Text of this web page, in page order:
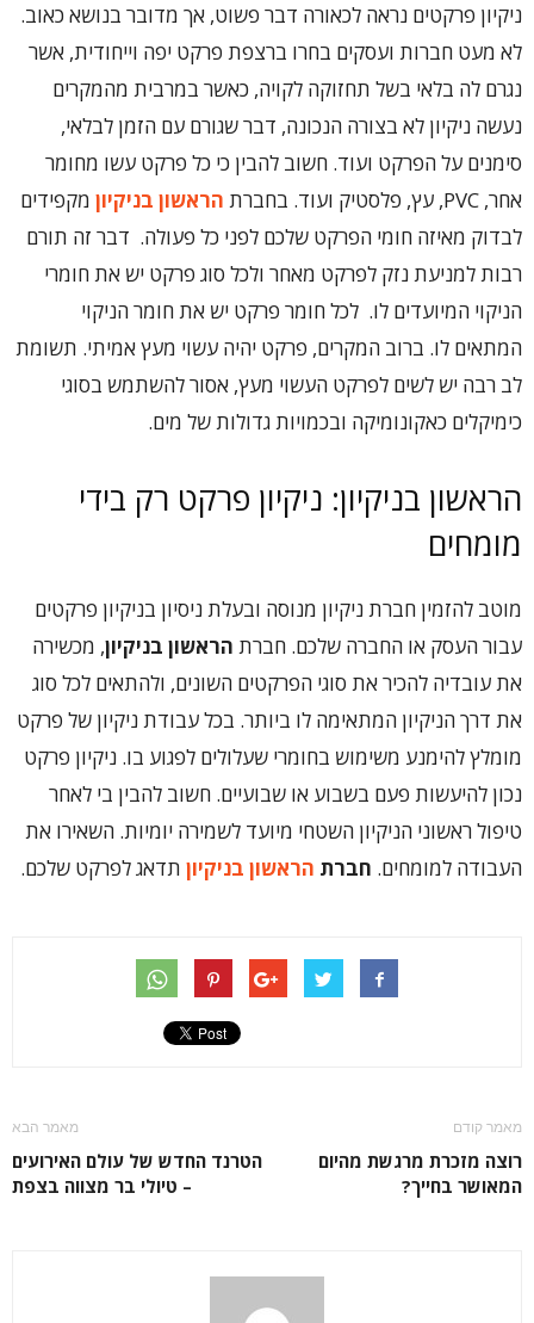
ניקיון פרקטים נראה לכאורה דבר פשוט, אך מדובר בנושא כאוב.
לא מעט חברות ועסקים בחרו ברצפת פרקט יפה וייחודית, אשר
נגרם לה בלאי בשל תחזוקה לקויה, כאשר במרבית מהמקרים
נעשה ניקיון לא בצורה הנכונה, דבר שגורם עם הזמן לבלאי,
סימנים על הפרקט ועוד. חשוב להבין כי כל פרקט עשו מחומר
אחר, PVC, עץ, פלסטיק ועוד. בחברת
הראשון בניקיון מקפידים
לבדוק מאיזה חומי הפרקט שלכם לפני כל פעולה. דבר זה תורם
רבות למניעת נזק לפרקט מאחר ולכל סוג פרקט יש את חומרי
הניקוי המיועדים לו. לכל חומר פרקט יש את חומר הניקוי
המתאים לו. ברוב המקרים, פרקט יהיה עשוי מעץ אמיתי. תשומת
לב רבה יש לשים לפרקט העשוי מעץ, אסור להשתמש בסוגי
כימיקלים כאקונומיקה ובכמויות גדולות של מים.
הראשון בניקיון: ניקיון פרקט רק בידי
מומחים
מוטב להזמין חברת ניקיון מנוסה ובעלת ניסיון בניקיון פרקטים
עבור העסק או החברה שלכם. חברת הראשון בניקיון, מכשירה
את עובדיה להכיר את סוגי הפרקטים השונים, ולהתאים לכל סוג
את דרך הניקיון המתאימה לו ביותר. בכל עבודת ניקיון של פרקט
מומלץ להימנע משימוש בחומרי שעלולים לפגוע בו. ניקיון פרקט
נכון להיעשות פעם בשבוע או שבועיים. חשוב להבין בי לאחר
טיפול ראשוני הניקיון השטחי מיועד לשמירה יומיות. השאירו את
העבודה למומחים. חברת הראשון בניקיון תדאג לפרקט שלכם.
מאמר קודם
רוצה מזכרת מרגשת מהיום
המאושר בחייך?
מאמר הבא
הטרנד החדש של עולם האירועים
– טיולי בר מצווה בצפת